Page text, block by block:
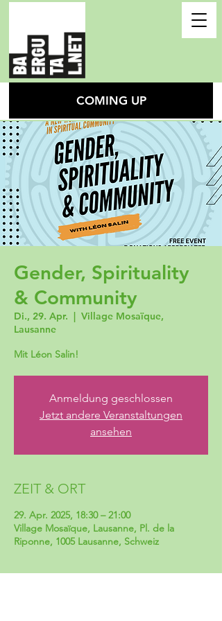
COMING UP
Gender, Spirituality
& Community
Di., 29. Apr.
  |
Village Mosaïque,
Lausanne
Mit Léon Salin!
Anmeldung geschlossen
Jetzt andere Veranstaltungen
ansehen
ZEIT & ORT
29. Apr. 2025, 18:30 – 21:00
Village Mosaïque, Lausanne, Pl. de la
Riponne, 1005 Lausanne, Schweiz